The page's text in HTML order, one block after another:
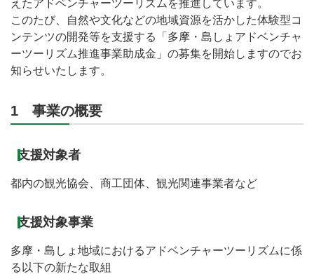
えたアドベンチャーツーリズムを推進しています。
このたび、自然や文化などの地域資源を活かした体験型コ
ンテンツの開発等を支援する「多摩・島しょアドベンチャ
ーツーリズム推進事業助成金」の募集を開始しますのでお
知らせいたします。
1 事業の概要
支援対象者
都内の観光協会、商工団体、観光関連事業者など
支援対象事業
多摩・島しょ地域におけるアドベンチャーツーリズムに係
る以下の新たな取組